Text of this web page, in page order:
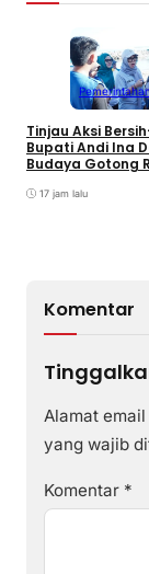
Tinjau Aksi
Bupati Andi Ina
Budaya Gotong
17 jam lalu
Komentar
Alamat
yang wajib
Komentar *